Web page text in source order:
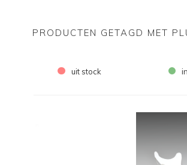
PRODUCTEN GETAGD MET
uit stock